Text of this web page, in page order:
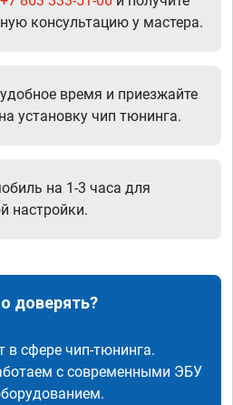
консультацию у мастера.
время и приезжайте
установку чип тюнинга.
на 1-3 часа для
настройки.
доверять?
в сфере чип-тюнинга.
с современными ЭБУ